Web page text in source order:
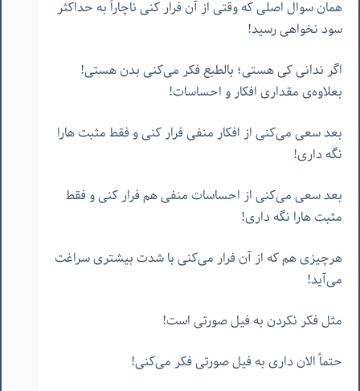
همان سوال اصلی که وقتی از آن فرار کنی ناچاراً به حداکثر
سود نخواهی رسید!
اگر ندانی کی هستی؛ بالطبع فکر می‌کنی بدن هستی!
بعلاوه‌ی مقداری افکار و احساسات!
بعد سعی می‌کنی از افکار منفی فرار کنی و فقط مثبت هارا
نگه داری!
بعد سعی می‌کنی از احساسات منفی هم فرار کنی و فقط
مثبت هارا نگه داری!
هرچیزی هم که از آن فرار می‌کنی با شدت بیشتری سراغت
می‌آید!
مثل فکر نکردن به فیل صورتی است!
حتماً الان داری به فیل صورتی فکر می‌کنی!